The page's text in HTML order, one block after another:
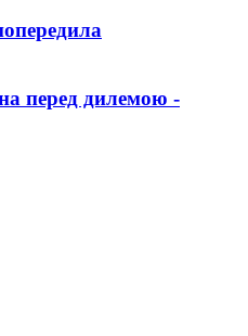
перед дилемою -